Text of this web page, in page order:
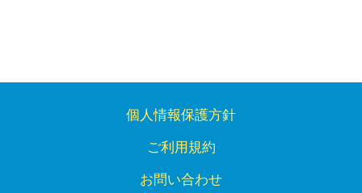
個人情報保護方針
ご利用規約
お問い合わせ